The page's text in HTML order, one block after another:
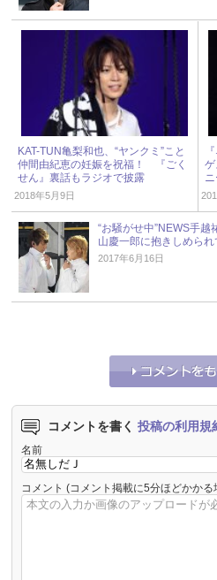
KAT-TUN亀梨和也、“ヤンクミ”こと
仲間由紀恵の妊娠を祝福！ 『ごく
せん』裏話もラジオで披露
2018年5月9日
“お騒がせ中”NEWS手
山慶一郎に抱きしめられ
2017年6月16日
コメントを書く 投稿の利用規
名前
コメント (コメント掲載に5分ほどかかる